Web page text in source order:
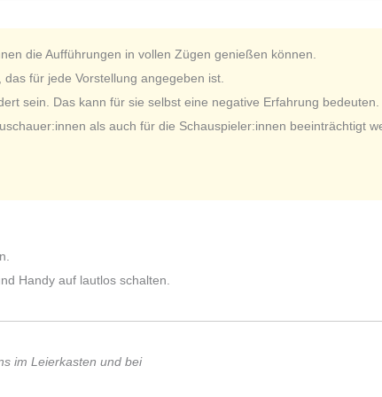
die Aufführungen in vollen Zügen genießen können.
für jede Vorstellung angegeben ist.
sein. Das kann für sie selbst eine negative Erfahrung bedeuten.
als auch für die Schauspieler:innen beeinträchtigt
Handy auf lautlos schalten.
im Leierkasten und bei